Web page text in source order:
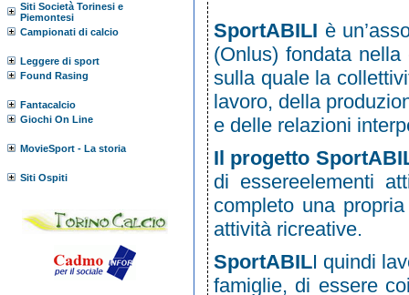
Siti Società Torinesi e
Piemontesi
Campionati di calcio
Leggere di sport
Found Rasing
Fantacalcio
Giochi On Line
MovieSport - La storia
Siti Ospiti
SportABILI è
(Onlus) fondata
sulla quale la
lavoro, della
e delle relazioni
Il progetto
di essereelementi
completo una
attività ricreative.
SportABILI quindi
famiglie, di essere